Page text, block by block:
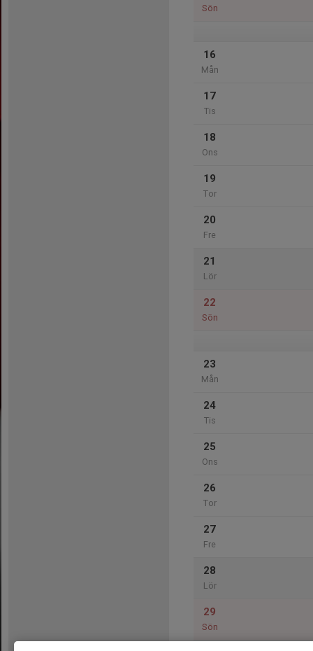
Sön
16
Mån
17
Tis
18
Ons
19
Tor
20
Fre
21
Lör
22
Sön
23
Mån
24
Tis
25
Ons
26
Tor
27
Fre
28
Lör
29
Sön